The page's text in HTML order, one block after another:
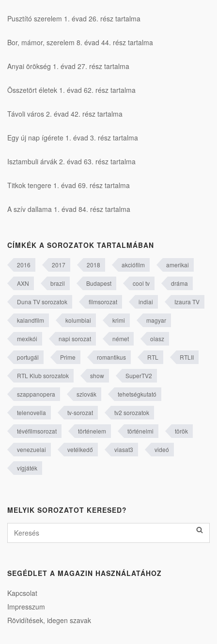
Pusztító szerelem 1. évad 26. rész tartalma
Bor, mámor, szerelem 8. évad 44. rész tartalma
Anyai örökség 1. évad 27. rész tartalma
Összetört életek 1. évad 62. rész tartalma
Távoli város 2. évad 42. rész tartalma
Egy új nap ígérete 1. évad 3. rész tartalma
Isztambuli árvák 2. évad 63. rész tartalma
Titkok tengere 1. évad 69. rész tartalma
A szív dallama 1. évad 84. rész tartalma
CÍMKÉK A SOROZATOK TARTALMÁBAN
2016 2017 2018 akciófilm amerikai
AXN brazil Budapest cool tv dráma
Duna TV sorozatok filmsorozat indiai Izaura TV
kalandfilm kolumbiai krimi magyar
mexikói napi sorozat német olasz
portugál Prime romantikus RTL RTLII
RTL Klub sorozatok show SuperTV2
szappanopera szlovák tehetségkutató
telenovella tv-sorozat tv2 sorozatok
tévéfilmsorozat történelem történelmi török
venezuelai vetélkedő viasat3 videó
vígjáték
MELYIK SOROZATOT KERESED?
SEGÉDLET A MAGAZIN HASZNÁLATÁHOZ
Kapcsolat
Impresszum
Rövidítések, idegen szavak